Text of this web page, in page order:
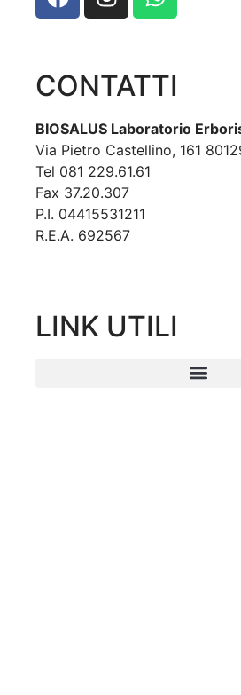
CONTATTI
BIOSALUS Laboratorio
Via Pietro Castellino, 161
Tel 081 229.61.61
Fax 37.20.307
P.I. 04415531211
R.E.A. 692567
LINK UTILI